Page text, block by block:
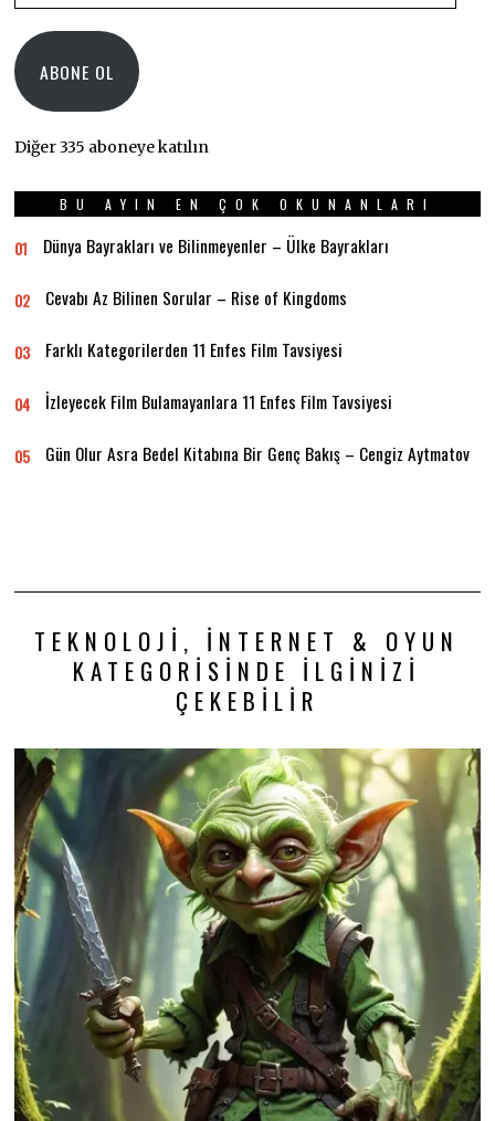
ABONE OL
Diğer 335 aboneye katılın
BU AYIN EN ÇOK OKUNANLARI
01 Dünya Bayrakları ve Bilinmeyenler – Ülke Bayrakları
02 Cevabı Az Bilinen Sorular – Rise of Kingdoms
03 Farklı Kategorilerden 11 Enfes Film Tavsiyesi
04 İzleyecek Film Bulamayanlara 11 Enfes Film Tavsiyesi
05 Gün Olur Asra Bedel Kitabına Bir Genç Bakış – Cengiz Aytmatov
TEKNOLOJI, İNTERNET & OYUN
KATEGORISINDE İLGINIZI
ÇEKEBILIR